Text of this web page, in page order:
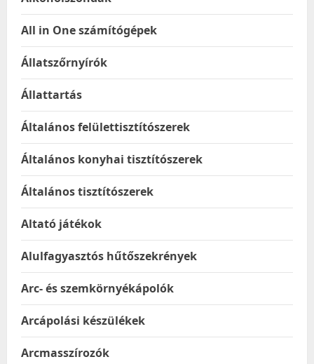
All in One számítógépek
Állatszőrnyírók
Állattartás
Általános felülettisztítószerek
Általános konyhai tisztítószerek
Általános tisztítószerek
Altató játékok
Alulfagyasztós hűtőszekrények
Arc- és szemkörnyékápolók
Arcápolási készülékek
Arcmasszírozók